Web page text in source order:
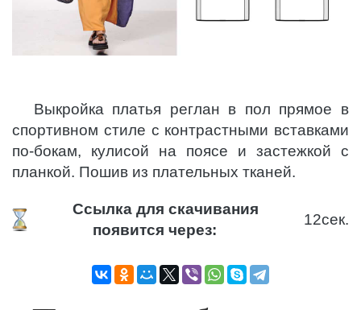
Выкройка платья реглан в пол прямое в
спортивном стиле с контрастными вставками
по-бокам, кулисой на поясе и застежкой с
планкой. Пошив из плательных тканей.
Ссылка для скачивания
появится через:
12сек.